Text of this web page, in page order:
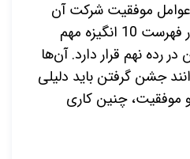
عوامل موفقیت شرکت آن
است که مدیرانش آگاه‌اند در فهرست 10 انگیزه مهم
نهم قرار دارد. آن‌ها
جشن گرفتن باید دلیلی
موفقیت، چنین کاری